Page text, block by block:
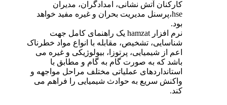
کارکنان آتش نشانی، امدادگران، مدیران
hse،پرسنل مدیریت بحران و غیره مفید خواهد
بود.
نرم افزار hamzat یک راهنمای کامل جهت
شناسایی، تشخیص، مقابله با انواع مواد خطرناک
اعم از شیمیایی، پرتوزا، بیولوژیکی و غیره می
باشد که به صورت گام به گام و مطابق با
استانداردهای عملیاتی مختلف مراحل مواجهه و
واکنش سریع به حوادث شیمیایی را فراهم می
کند.